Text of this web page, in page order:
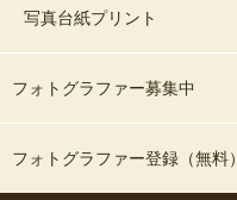
写真台紙プリント
フォトグラファー募集中
フォトグラファー登録（無料）